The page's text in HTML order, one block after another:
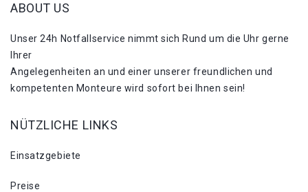
ABOUT US
Unser 24h Notfallservice nimmt sich Rund um die Uhr gerne
Ihrer
Angelegenheiten an und einer unserer freundlichen und
kompetenten Monteure wird sofort bei Ihnen sein!
NÜTZLICHE LINKS
Einsatzgebiete
Preise